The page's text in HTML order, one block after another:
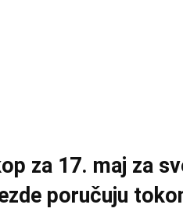
za 17. maj za
poručuju